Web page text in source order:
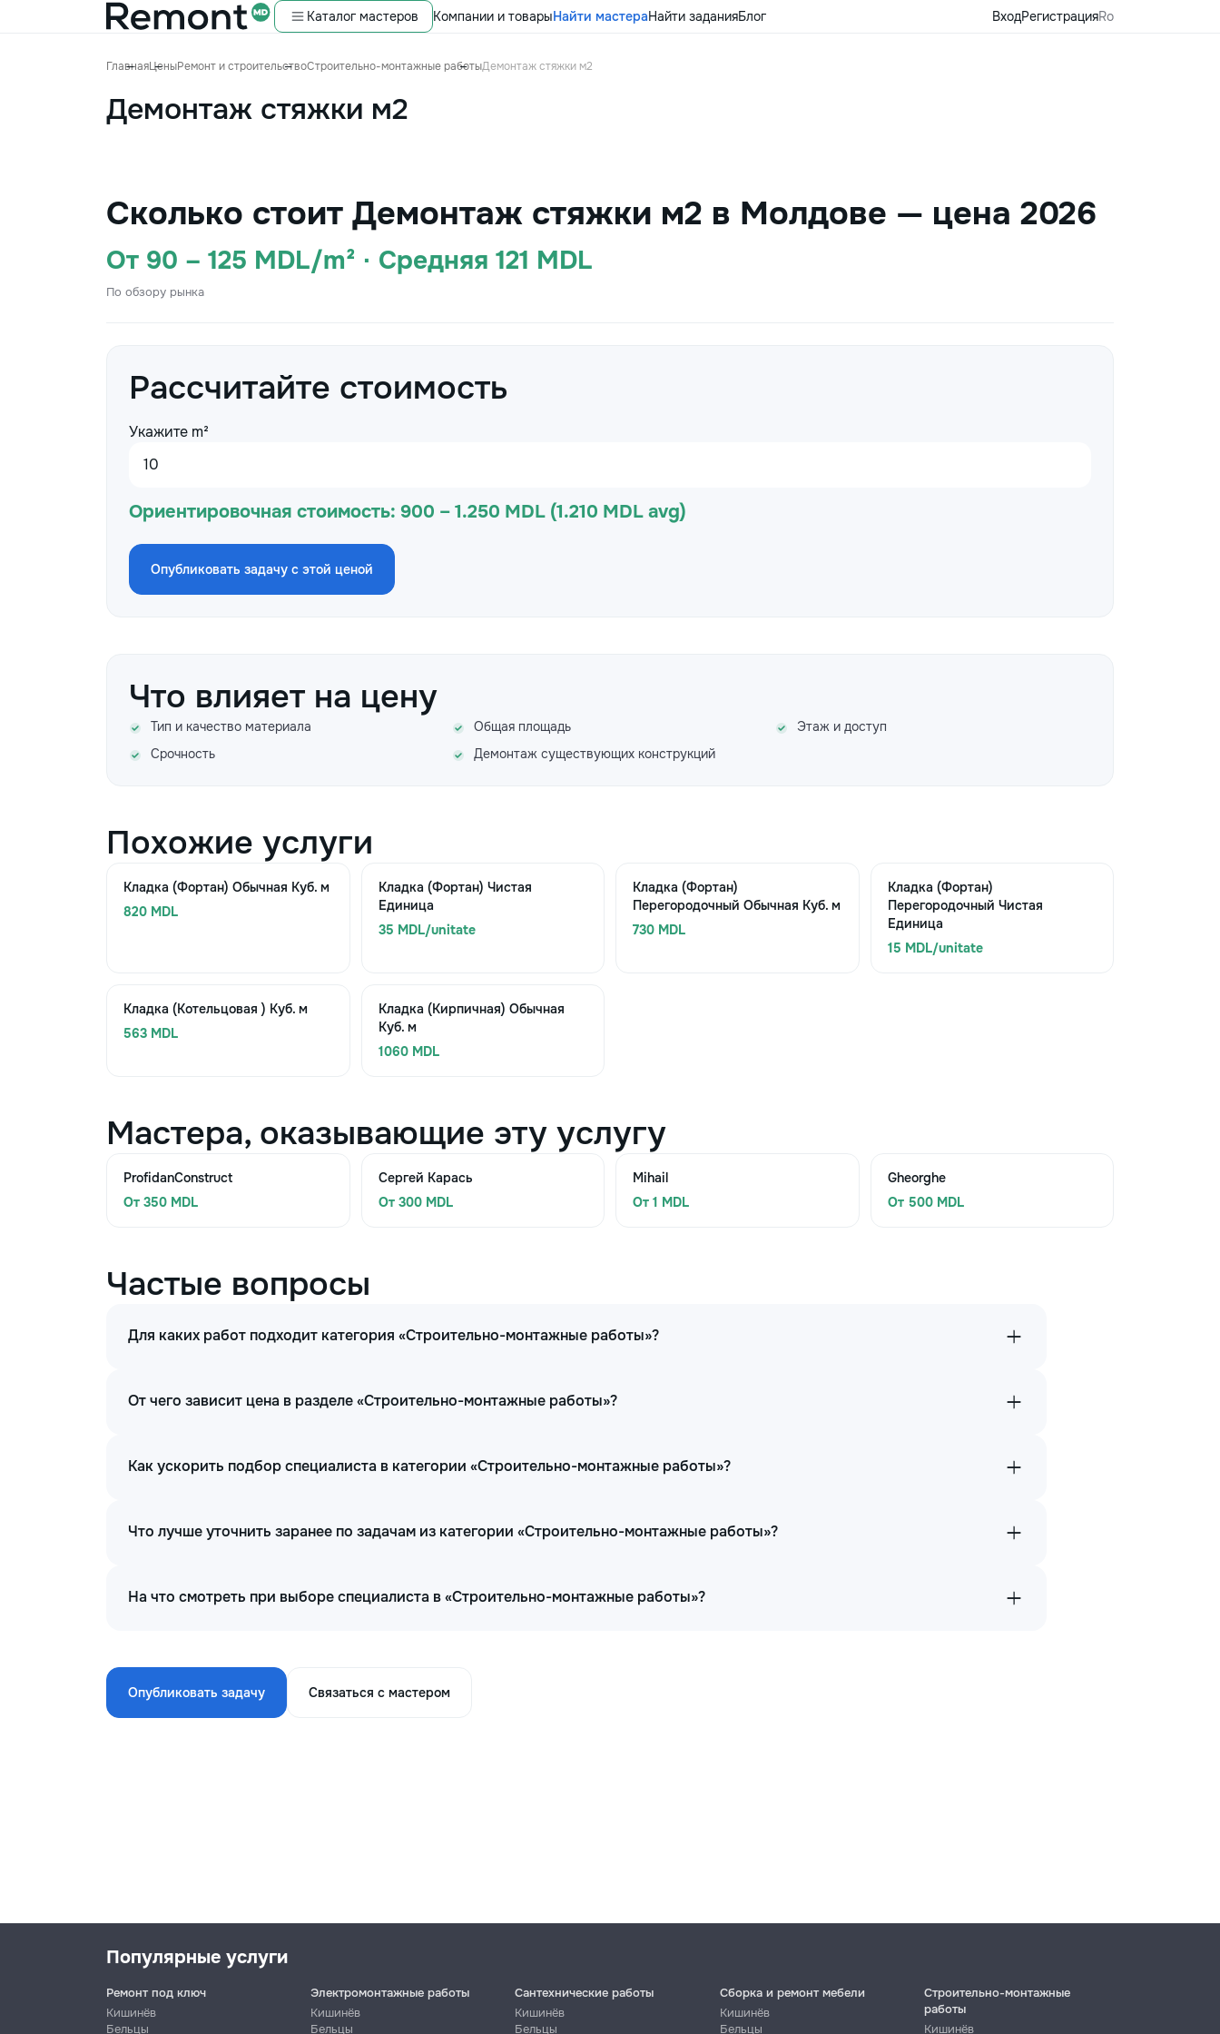
Каталог мастеров Компании и товарыНайти мастераНайти заданияБлог ВходРегистрацияRo
ГлавнаяЦеныРемонт и строительствоСтроительно-монтажные работыДемонтаж стяжки м2
Демонтаж стяжки м2
Сколько стоит Демонтаж стяжки м2 в Молдове — цена 2026
От 90 – 125 MDL/m² · Средняя 121 MDL
По обзору рынка
Рассчитайте стоимость
Укажите m²
Ориентировочная стоимость: 900 – 1.250 MDL (1.210 MDL avg)
Опубликовать задачу с этой ценой
Что влияет на цену
Тип и качество материала Общая площадь
Этаж и доступ
Срочность
Демонтаж существующих конструкций
Похожие услуги
Кладка (Фортан) Обычная Куб. м
820 MDL
Кладка (Фортан) Чистая
Единица
35 MDL/unitate
Кладка (Фортан)
Перегородочный Обычная Куб. м
730 MDL
Кладка (Фортан)
Перегородочный Чистая
Единица
15 MDL/unitate
Кладка (Котельцовая ) Куб. м
563 MDL
Кладка (Кирпичная) Обычная
Куб. м
1060 MDL
Мастера, оказывающие эту услугу
ProfidanConstruct
От 350 MDL
Сергей Карась
От 300 MDL
Mihail
От 1 MDL
Gheorghe
От 500 MDL
Частые вопросы
Для каких работ подходит категория «Строительно-монтажные работы»?
От чего зависит цена в разделе «Строительно-монтажные работы»?
Как ускорить подбор специалиста в категории «Строительно-монтажные работы»?
Что лучше уточнить заранее по задачам из категории «Строительно-монтажные работы»?
На что смотреть при выборе специалиста в «Строительно-монтажные работы»?
Опубликовать задачу Связаться с мастером
Популярные услуги
Ремонт под ключ
Кишинёв
Бельцы
Электромонтажные работы
Кишинёв
Бельцы
Сантехнические работы
Кишинёв
Бельцы
Сборка и ремонт мебели
Кишинёв
Бельцы
Строительно-монтажные
работы
Кишинёв